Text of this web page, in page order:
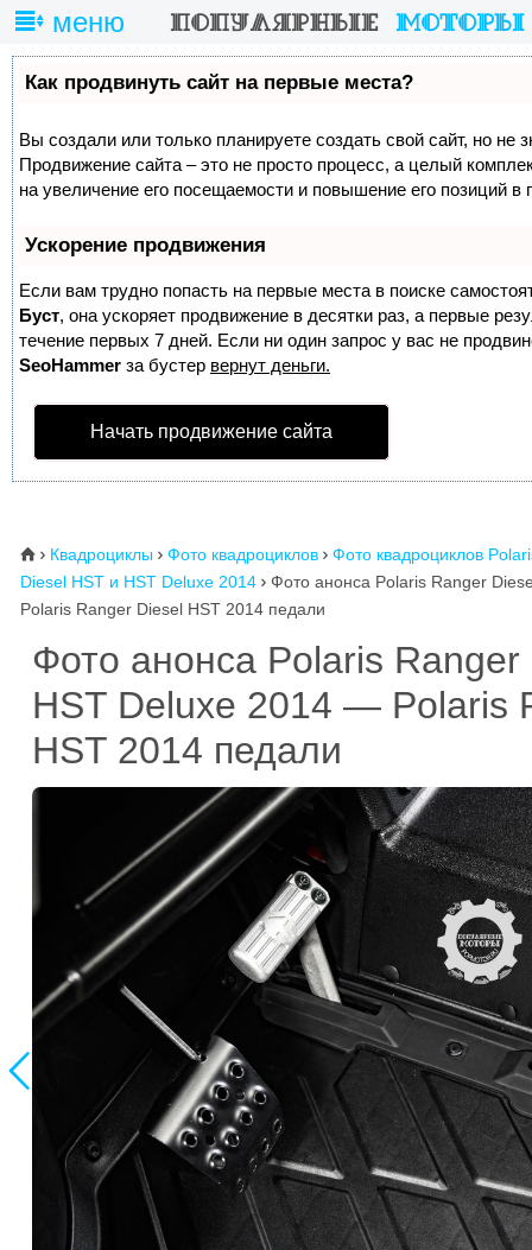
меню
Как продвинуть сайт на первые места?
Вы создали или только планируете создать свой сайт, но не
Продвижение сайта – это не просто процесс, а целый
на увеличение его посещаемости и повышение его позиций в
Ускорение продвижения
Если вам трудно попасть на первые места в поиске
Буст, она ускоряет продвижение в десятки раз, а первые
течение первых 7 дней. Если ни один запрос у вас не
SeoHammer за бустер вернут деньги.
Начать продвижение сайта
⌂  Квадроциклы  Фото квадроциклов  Фото квадроциклов
Diesel HST и HST Deluxe 2014  Фото анонса Polaris Ranger
Polaris Ranger Diesel HST 2014 педали
Фото анонса Polaris
HST Deluxe 2014 — Polaris
HST 2014 педали
